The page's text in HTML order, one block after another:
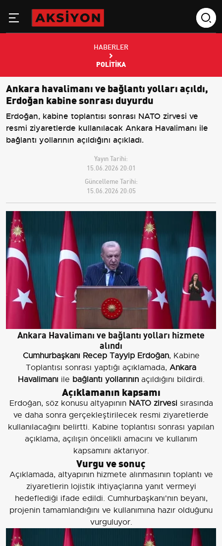
HABERLER
POLITIKA
Ankara havalimanı ve bağlantı yolları açıldı,
Erdoğan kabine sonrası duyurdu
Erdoğan, kabine toplantısı sonrası NATO zirvesi ve
resmi ziyaretlerde kullanılacak Ankara Havalimanı ile
bağlantı yollarının açıldığını açıkladı.
Yayın Tarihi:
15.06.2026 20:01
Güncelleme Tarihi:
15.06.2026 20:05
Ankara Havalimanı ve bağlantı yolları hizmete
alındı
Cumhurbaşkanı Recep Tayyip Erdoğan, Kabine
Toplantısı sonrası yaptığı açıklamada, Ankara
Havalimanı ile bağlantı yollarınınaçıldığını bildirdi.
Açıklamanın kapsamı
Erdoğan, söz konusu altyapının NATO zirvesisırasında
ve daha sonra gerçekleştirilecek resmi ziyaretlerde
kullanılacağını belirtti. Kabine toplantısı sonrası yapılan
açıklama, açılışın öncelikli amacını ve kullanım
kapsamını aktarıyor.
Vurgu ve sonuç
Açıklamada, altyapının hizmete alınmasının toplantı ve
ziyaretlerin lojistik ihtiyaçlarına yanıt vermeyi
hedeflediği ifade edildi. Cumhurbaşkanı'nın beyanı,
projenin tamamlandığını ve kullanımına hazır olduğunu
vurguluyor.